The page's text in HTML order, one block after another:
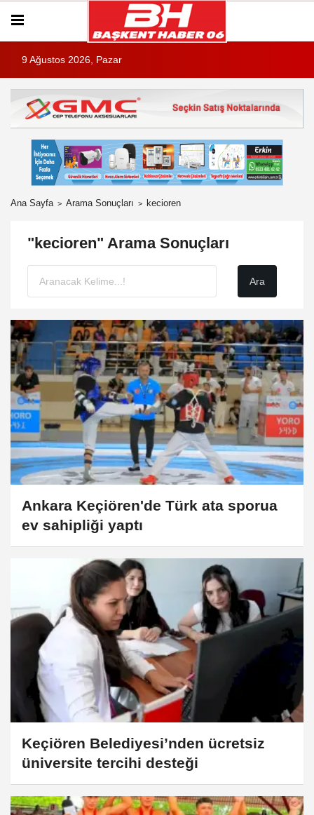
9 Ağustos 2026, Pazar
Ana Sayfa Arama Sonuçları kecioren
"kecioren" Arama Sonuçları
Ankara Keçiören'de Türk ata sporua
ev sahipliği yaptı
Keçiören Belediyesi’nden ücretsiz
üniversite tercihi desteği